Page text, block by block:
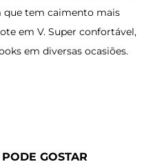
que tem caimento mais
em V. Super confortável,
em diversas ocasiões.
GOSTAR